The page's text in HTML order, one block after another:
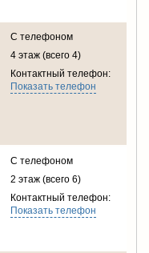
С телефоном
4 этаж (всего 4)
Контактный телефон:
Показать телефон
С телефоном
2 этаж (всего 6)
Контактный телефон:
Показать телефон